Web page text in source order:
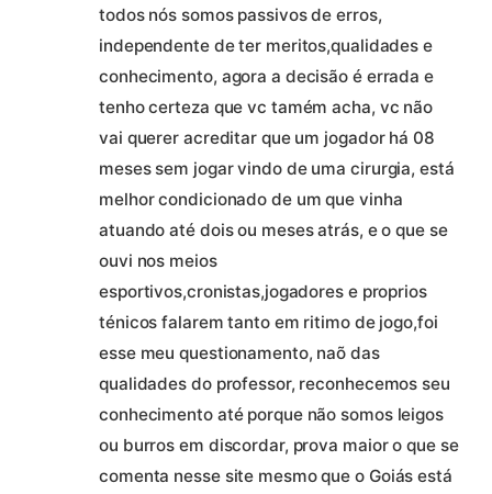
todos nós somos passivos de erros,
independente de ter meritos,qualidades e
conhecimento, agora a decisão é errada e
tenho certeza que vc tamém acha, vc não
vai querer acreditar que um jogador há 08
meses sem jogar vindo de uma cirurgia, está
melhor condicionado de um que vinha
atuando até dois ou meses atrás, e o que se
ouvi nos meios
esportivos,cronistas,jogadores e proprios
ténicos falarem tanto em ritimo de jogo,foi
esse meu questionamento, naõ das
qualidades do professor, reconhecemos seu
conhecimento até porque não somos leigos
ou burros em discordar, prova maior o que se
comenta nesse site mesmo que o Goiás está